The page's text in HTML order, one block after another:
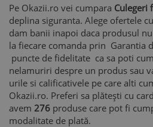
Pe Okazii.ro vei cumpara Culegeri
deplina siguranta. Alege ofertele
dam banii inapoi daca produsul
la fiecare comanda prin Garantia
puncte de fidelitate ca sa poti
nelamuriri despre un produs sau
urile si calificativele pe care alti
Okazii.ro. Preferi sa plătești cu
avem 276 produse care pot fi
modalitate de plată.